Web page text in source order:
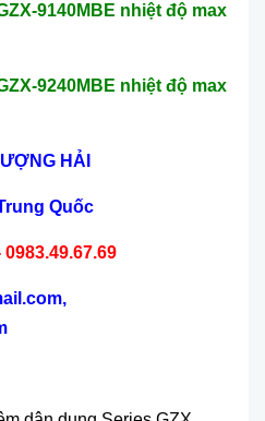
9140MBE nhiệt độ max
9240MBE nhiệt độ max
HẢI
Quốc